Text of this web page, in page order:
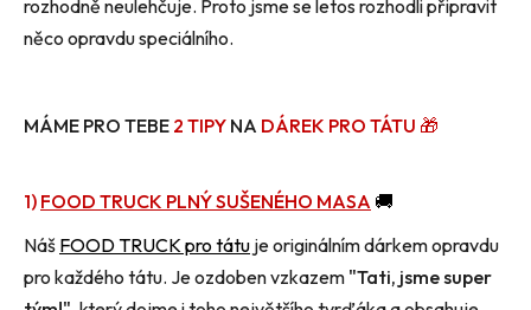
rozhodně neulehčuje. Proto jsme se letos rozhodli připravit
něco opravdu speciálního.
MÁME PRO TEBE 2 TIPY NA DÁREK PRO TÁTU 🎁
1) FOOD TRUCK PLNÝ SUŠENÉHO MASA 🚚
Náš FOOD TRUCK pro tátu je originálním dárkem opravdu
pro každého tátu. Je ozdoben vzkazem "Tati, jsme super